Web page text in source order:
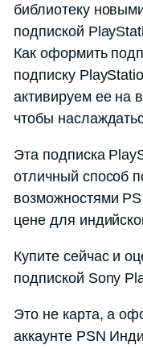
библиотеку
подпиской
Как оформить
подписку
активируем ее на
чтобы
Эта подписка
отличный способ
возможностями
цене для
Купите сейчас и
подпиской Sony
Это не карта, а
аккаунте PSN